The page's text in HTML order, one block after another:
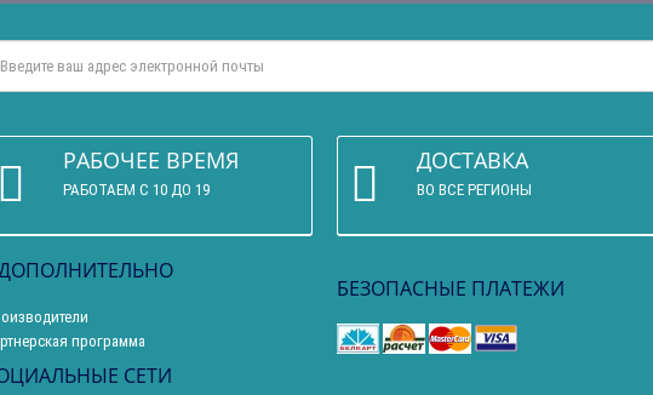
РАБОЧЕЕ ВРЕМЯ
РАБОТАЕМ С 10 ДО 19
ДОСТАВКА
ВО ВСЕ РЕГИОНЫ
программа
СЕТИ
БЕЗОПАСНЫЕ ПЛАТЕЖИ